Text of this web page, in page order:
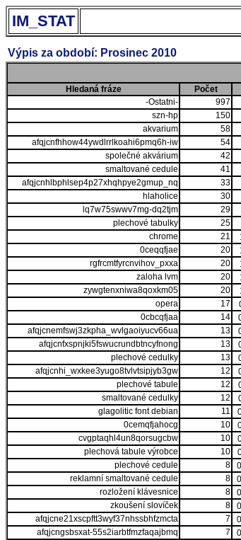
IM_STAT
Výpis za období: Prosinec 2010
Hledaná fráze Počet
-Ostatni-
997
szn-hp
150
akvarium
58
afqjcnfhhow44ywdlrrlkoahi6pmq6h-iw
54
společné akvárium
42
smaltované cedule
41
afqjcnhlbphlsep4p27xhqhpye2gmup_nq
33
hlaholice
30
lq7w75swwv7mg-dq2tjm
29
plechové tabulky
25
chrome
21
0ceqqfjae
20
rgfrcmtfyrcnvihov_pxxa
20
zaloha lvm
20
zywgtenxniwa8qoxkm05
20
opera
17
0cbcqfjaa
14
afqjcnemfswj3zkpha_wvlgaoiyucv66ua
13
afqjcnfxspnjki5fswucrundbtncyfnong
13
plechové cedulky
13
afqjcnhi_wxkee3yugo8tvlvtsipjyb3gw
12
plechové tabule
12
smaltované cedulky
12
glagolitic font debian
11
0cemqfjahocg
10
cvgptaqhl4un8qorsugcbw
10
plechová tabule výrobce
10
plechové cedule
8
reklamní smaltované cedule
8
rozložení klávesnice
8
zkoušení slovíček
8
afqjcne21xscpftt3wyf37nhssbhfzmcta
7
afqjcngsbsxat-55s2iarbtfmzfaqajbmq
7